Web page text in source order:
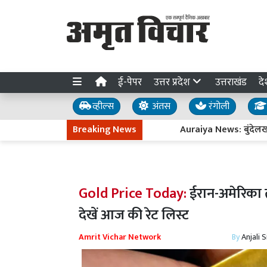
ई-पेपर उत्तर प्रदेश उत्तराखंड
व्हील्स अंतस रंगोली
Breaking News
Auraiya News: बुंदेलखंड
Gold Price Today:ईरान-
देखें आज की रेट लिस्ट
Amrit Vichar Network ByAnjali